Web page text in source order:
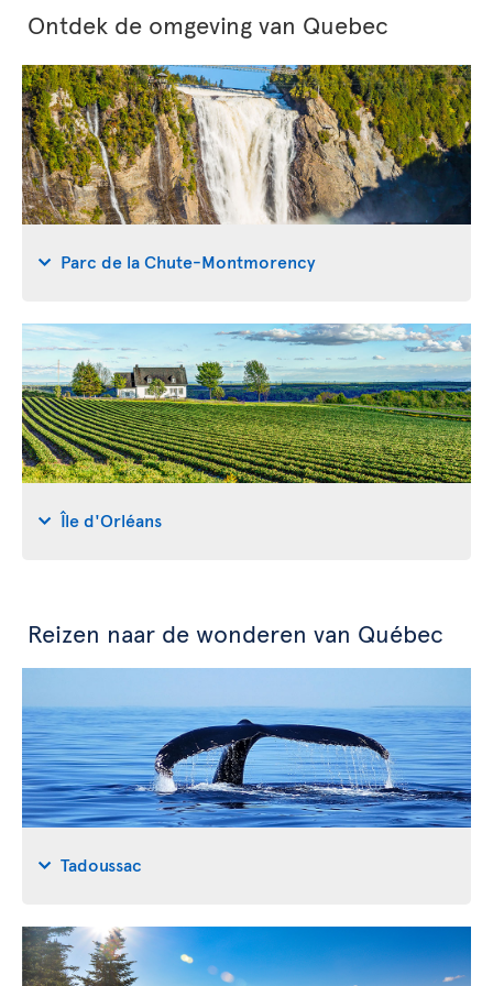
Ontdek de omgeving van Quebec
Parc de la Chute-Montmorency
Île d'Orléans
Reizen naar de wonderen van Québec
Tadoussac